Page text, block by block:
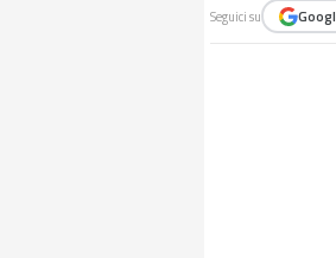
Seguici su